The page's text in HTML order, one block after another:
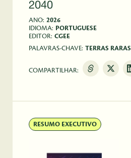
2040
ANO: 2026
IDIOMA: PORTUGUESE
EDITOR: CGEE
PALAVRAS-CHAVE: TERRAS RARAS
COMPARTILHAR:
RESUMO EXECUTIVO